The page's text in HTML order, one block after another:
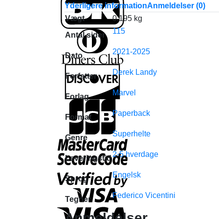
Yderligere informationAnmeldelser (0)
Vægt
0.195 kg
Antal sider
115
Dato 2021-2025
Forfatter Derek Landy
Forlag Marvel
Format Paperback
Genre Superhelte
Leveringstid2-5 hverdage
Sprog Engelsk
Tegner Federico Vicentini